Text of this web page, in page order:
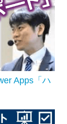
Apps「ハ